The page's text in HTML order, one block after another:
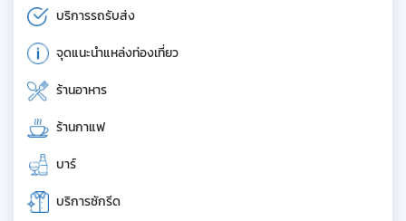
บริการรถรับส่ง
จุดแนะนำแหล่งท่องเที่ยว
ร้านอาหาร
ร้านกาแฟ
บาร์
บริการซักรีด